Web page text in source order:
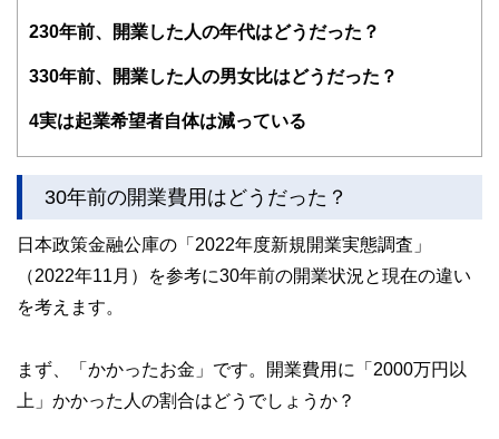
時代を迎え、「収入の多角化」こそほんとうの働き方改革だ
230年前、開業した人の年代はどうだった？
330年前、開業した人の男女比はどうだった？
4実は起業希望者自体は減っている
30年前の開業費用はどうだった？
日本政策金融公庫の「2022年度新規開業実態調査」
（2022年11月）を参考に30年前の開業状況と現在の違い
を考えます。
まず、「かかったお金」です。開業費用に「2000万円以
上」かかった人の割合はどうでしょうか？